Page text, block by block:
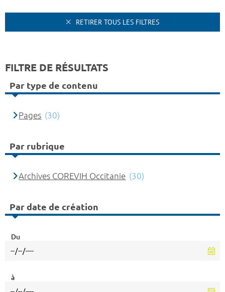
RETIRER TOUS LES FILTRES
FILTRE DE RÉSULTATS
Par type de contenu
Pages (30)
Par rubrique
Archives COREVIH Occitanie (30)
Par date de création
Du
à